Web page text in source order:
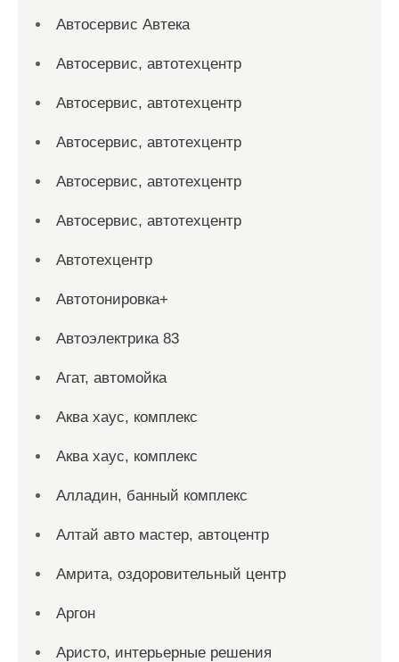
Автосервис Автека
Автосервис, автотехцентр
Автосервис, автотехцентр
Автосервис, автотехцентр
Автосервис, автотехцентр
Автосервис, автотехцентр
Автотехцентр
Автотонировка+
Автоэлектрика 83
Агат, автомойка
Аква хаус, комплекс
Аква хаус, комплекс
Алладин, банный комплекс
Алтай авто мастер, автоцентр
Амрита, оздоровительный центр
Аргон
Аристо, интерьерные решения